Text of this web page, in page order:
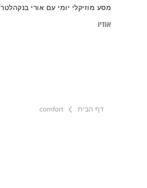
מסע מוזיקלי יומי עם אורי בנקהלטר
אודיו
דף הבית comfort